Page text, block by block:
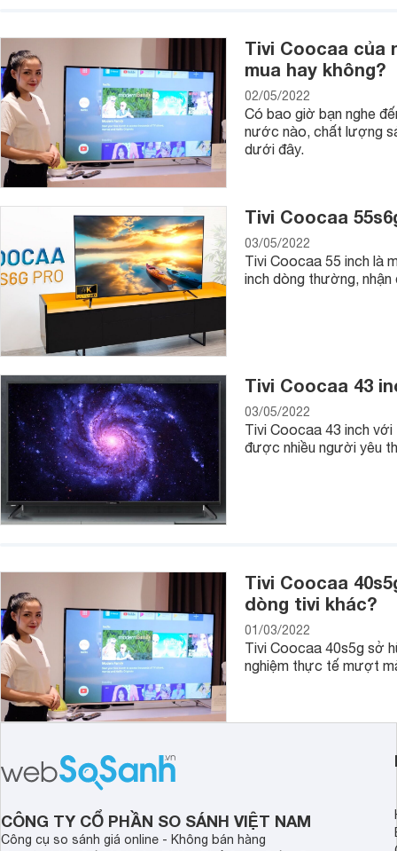
- Công nghệ âm thanh tivi Coocaa
Thông thường, tivi Coocaa chỉ bao gồm 2 loa ngoài với
dòng tivi Coocaa cung được áp dụng cá công nghệ âm
- Tính năng thông minh trên tivi Coocaa
Như đã đề cập trên đây thì hiện tivi thông minh Coocaa
(của Google) và Coolita TV (do Coocaa tự phát triển).
Bên cạnh các ứng dụng và tính năng phổ biến thì các dòng
năng cho phép kết nối tivi với các thiết bị thông minh trong
thiết bị thông minh trong gia đình từ
remote tivi Coocaa.
- Remote tivi kháng khuẩn
Thương hiệu Coocaa cho biết remote điều khiển từ xa của
khá độc đáo và hữu ích đặc biệt với các gia đình có trẻ
4. Thời gian bảo hành tivi Coocaa chính hãng
Tất cả các dòng tivi Coocaa phân phối chính hãng tại thị
Tivi Coocaa của
mua hay không?
02/05/2022
Có bao giờ bạn nghe
nước nào, chất lượng
dưới đây.
Tivi Coocaa
03/05/2022
Tivi Coocaa 55 inch là
inch dòng thường,
Tivi Coocaa 43
03/05/2022
Tivi Coocaa 43 inch với
được nhiều người yêu
Tivi Coocaa
dòng tivi khác?
01/03/2022
Tivi Coocaa 40s5g sở
nghiệm thực tế mượt
CÔNG TY CỔ PHẦN SO SÁNH VIỆT NAM
Công cụ so sánh giá online - Không bán hàng